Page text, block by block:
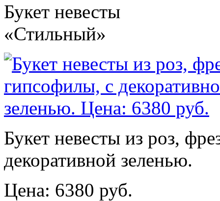
Букет невесты
«Стильный»
Букет невесты из роз,
декоративной зеленью.
Цена: 6380 руб.